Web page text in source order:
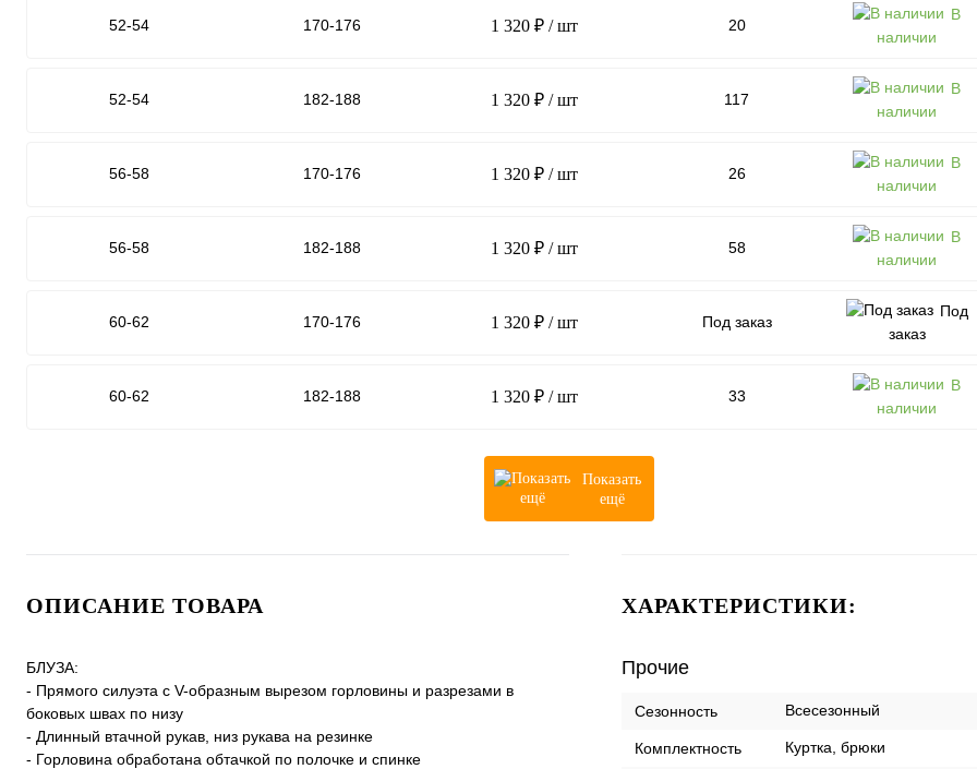
52-54 170-176 1 320 ₽ / шт 20
В
наличии
52-54 182-188 1 320 ₽ / шт 117
В
наличии
56-58 170-176 1 320 ₽ / шт 26
В
наличии
56-58 182-188 1 320 ₽ / шт 58
В
наличии
60-62 170-176 1 320 ₽ / шт Под заказ
Под
заказ
60-62 182-188 1 320 ₽ / шт 33
В
наличии
Показать
ещё
ОПИСАНИЕ ТОВАРА
БЛУЗА:
- Прямого силуэта с V-образным вырезом горловины и разрезами в
боковых швах по низу
- Длинный втачной рукав, низ рукава на резинке
- Горловина обработана обтачкой по полочке и спинке
ХАРАКТЕРИСТИКИ:
Прочие
Сезонность Всесезонный
Комплектность Куртка, брюки